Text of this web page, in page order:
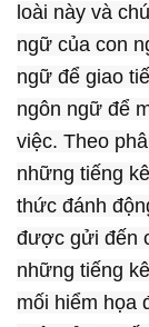
loài này và
ngữ của con
ngữ để giao
ngôn ngữ để
việc. Theo
những tiếng
thức đánh
được gửi đến
những tiếng
mối hiểm họa